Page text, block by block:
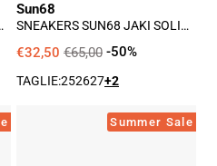
Sun68
SNEAKERS SUN68 JAKI SOLID
€32,50 €65,00 -50%
TAGLIE:252627+2
Sneakers
Summer Sale